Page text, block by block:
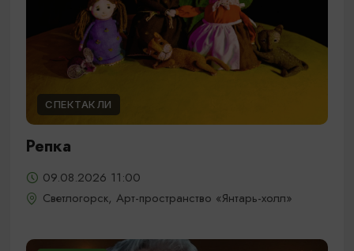
СПЕКТАКЛИ
Репка
09.08.2026 11:00
Светлогорск, Арт-пространство «Янтарь-холл»